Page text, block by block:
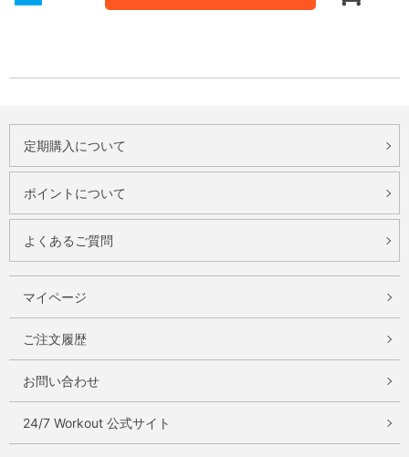
定期購入について
ポイントについて
よくあるご質問
マイページ
ご注文履歴
お問い合わせ
24/7 Workout 公式サイト